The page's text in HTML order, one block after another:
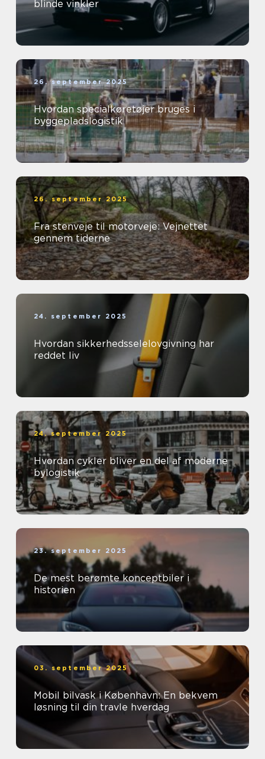
blinde vinkler
26. september 2025
Hvordan specialkøretøjer bruges i
byggepladslogistik
26. september 2025
Fra stenveje til motorveje: Vejnettet
gennem tiderne
24. september 2025
Hvordan sikkerhedsselelovgivning har
reddet liv
24. september 2025
Hvordan cykler bliver en del af moderne
bylogistik
23. september 2025
De mest berømte konceptbiler i
historien
03. september 2025
Mobil bilvask i København: En bekvem
løsning til din travle hverdag